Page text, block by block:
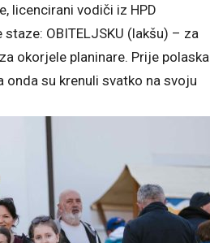
licencirani vodiči iz HPD
OBITELJSKU (lakšu) – za
okorjele planinare. Prije polaska
su krenuli svatko na svoju